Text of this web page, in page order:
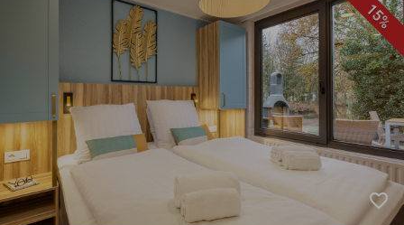
9,4 op basis van 206.071 reviews
Ontdek 15.000+ deals
7 dagen per week beschikbaar
10+ miljoen leden
15%
favorite_border